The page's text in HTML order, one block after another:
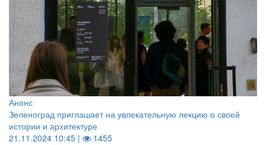
Анонс
Зеленоград приглашает на увлекательную лекцию о своей
истории и архитектуре
21.11.2024 10:45 |
1455